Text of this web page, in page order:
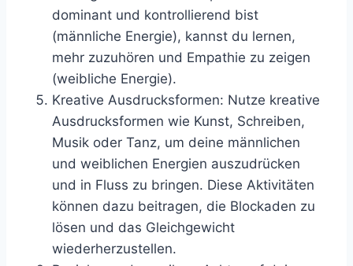
dominant und kontrollierend bist
(männliche Energie), kannst du lernen,
mehr zuzuhören und Empathie zu zeigen
(weibliche Energie).
Kreative Ausdrucksformen: Nutze kreative
Ausdrucksformen wie Kunst, Schreiben,
Musik oder Tanz, um deine männlichen
und weiblichen Energien auszudrücken
und in Fluss zu bringen. Diese Aktivitäten
können dazu beitragen, die Blockaden zu
lösen und das Gleichgewicht
wiederherzustellen.